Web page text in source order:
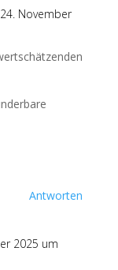
November
Antworten
2025 um